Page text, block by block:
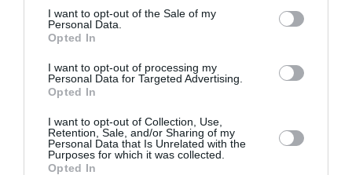
consent section.
I want to opt-out of the Sale of my
Personal Data.
Opted In
I want to opt-out of processing my
Personal Data for Targeted Advertising.
Opted In
I want to opt-out of Collection, Use,
Retention, Sale, and/or Sharing of my
Personal Data that Is Unrelated with the
Purposes for which it was collected.
Opted In
Σκύρου και της Περιφερειακής Ενότητας Εύβοιας και
έχει 132 κατοίκους.
06 Αυγούστου 2026